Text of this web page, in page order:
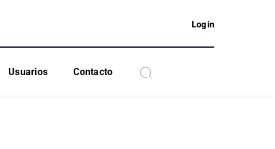
Login
Usuarios Contacto